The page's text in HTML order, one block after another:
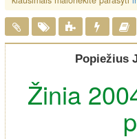
Popiežius
Žinia